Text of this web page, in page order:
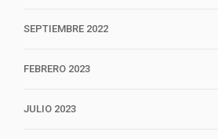
SEPTIEMBRE 2022
FEBRERO 2023
JULIO 2023